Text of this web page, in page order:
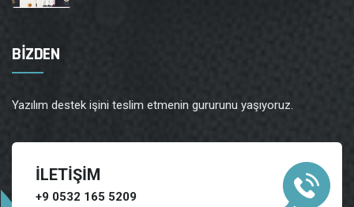
BİZDEN
Yazılım destek işini teslim etmenin gururunu yaşıyoruz.
İLETİŞİM
+9 0532 165 5209